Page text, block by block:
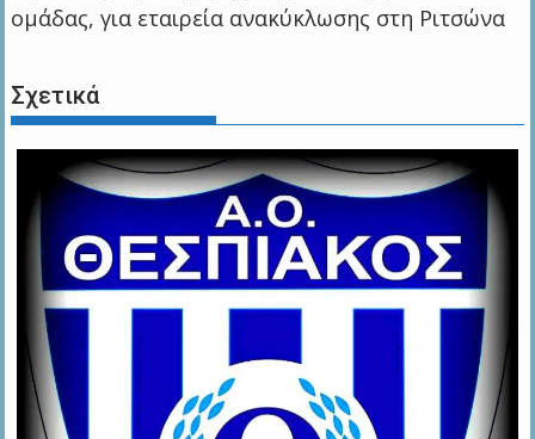
ομάδας, για εταιρεία ανακύκλωσης στη Ριτσώνα
Σχετικά